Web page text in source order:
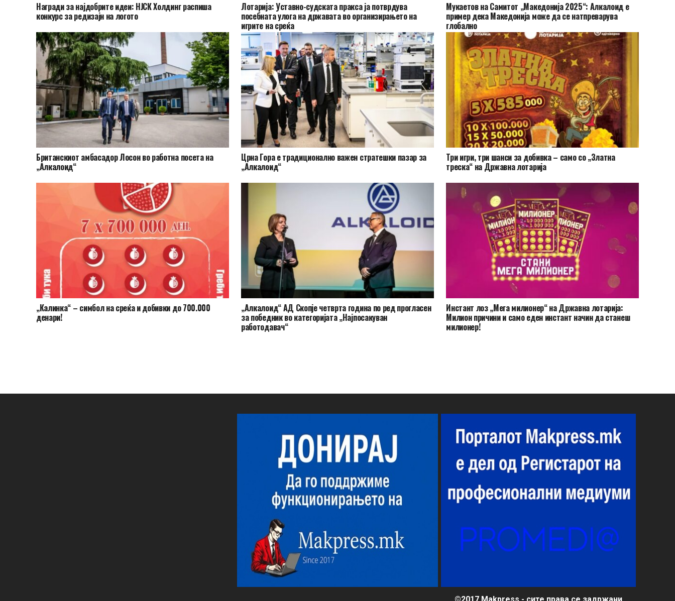
Награди за најдобрите идеи: НЈСК Холдинг распиша
конкурс за редизајн на логото
Лотарија: Уставно-судската пракса ја потврдува
посебната улога на државата во организирањето на
игрите на среќа
Мукаетов на Самитот „Македонија 2025“: Алкалоид е
пример дека Македонија може да се натпреварува
глобално
Британскиот амбасадор Лосон во работна посета на
„Алкалоид“
Црна Гора e традиционално важен стратешки пазар за
„Алкалоид“
Три игри, три шанси за добивка – само со „Златна
треска“ на Државна лотарија
„Калинка“ – симбол на среќа и добивки до 700.000
денари!
„Алкалоид“ АД Скопје четврта година по ред прогласен
за победник во категоријата „Најпосакуван
работодавач“
Инстант лоз „Мега милионер“ на Државна лотарија:
Милион причини и само еден инстант начин да станеш
милионер!